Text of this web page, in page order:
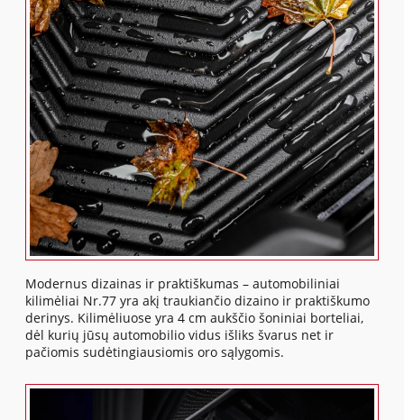
Modernus dizainas ir praktiškumas – automobiliniai
kilimėliai Nr.77 yra akį traukiančio dizaino ir praktiškumo
derinys. Kilimėliuose yra 4 cm aukščio šoniniai borteliai,
dėl kurių jūsų automobilio vidus išliks švarus net ir
pačiomis sudėtingiausiomis oro sąlygomis.